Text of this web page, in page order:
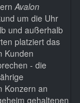
Avalon
um die Uhr
und außerhalb
platziert das
Kunden
- die
Konzern an
gehaltenen